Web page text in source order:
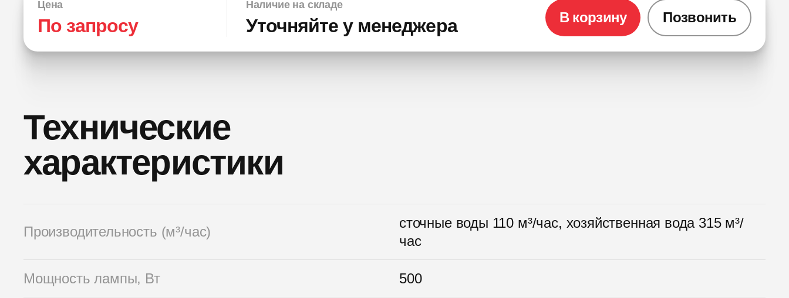
Цена
По запросу
Наличие на складе
Уточняйте у менеджера В корзину Позвонить
Технические
характеристики
Производительность (м³/час)
сточные воды 110 м³/час, хозяйственная вода 315 м³/
час
Мощность лампы, Вт 500